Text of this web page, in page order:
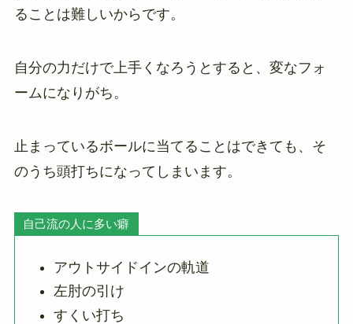
ることは難しいからです。
自分の力だけで上手くなろうとすると、変なフォ
ームになりがち。
止まっているボールに当てることはできても、そ
のうち頭打ちになってしまいます。
自己流の人に多い癖
アウトサイドインの軌道
左肘の引け
すくい打ち